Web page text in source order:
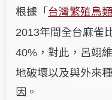
根據「台灣繁殖鳥
2013年間全台麻雀
40% ，對此，呂翊
地破壞以及與外來
因。